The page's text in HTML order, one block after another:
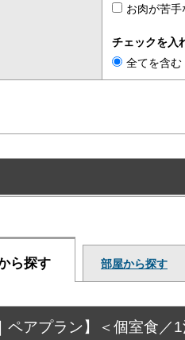
お肉が苦
チェックを入
全てを含む
ら探す 部屋から探す
ペアプラン】＜個室食